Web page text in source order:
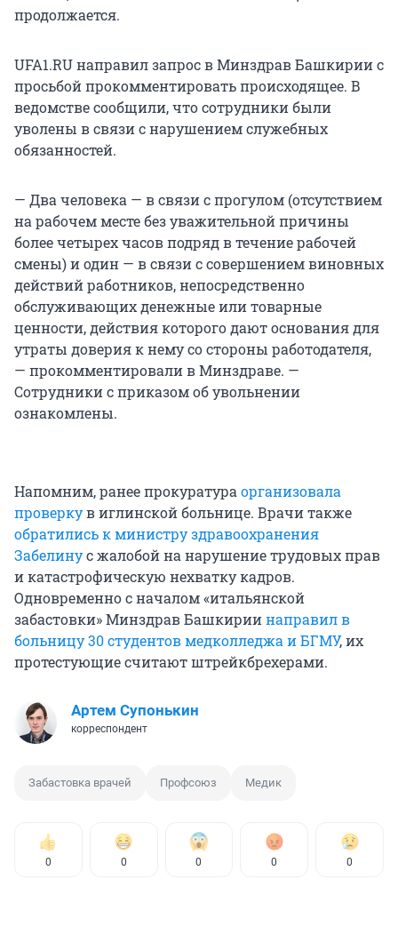
продолжается.
UFA1.RU направил запрос в Минздрав Башкирии с
просьбой прокомментировать происходящее. В
ведомстве сообщили, что сотрудники были
уволены в связи с нарушением служебных
обязанностей.
— Два человека — в связи с прогулом (отсутствием
на рабочем месте без уважительной причины
более четырех часов подряд в течение рабочей
смены) и один — в связи с совершением виновных
действий работников, непосредственно
обслуживающих денежные или товарные
ценности, действия которого дают основания для
утраты доверия к нему со стороны работодателя,
— прокомментировали в Минздраве. —
Сотрудники с приказом об увольнении
ознакомлены.
Напомним, ранее прокуратура организовала
проверкув иглинской больнице. Врачи также
обратились к министру здравоохранения
Забелинус жалобой на нарушение трудовых прав
и катастрофическую нехватку кадров.
Одновременно с началом «итальянской
забастовки» Минздрав Башкириинаправил в
больницу 30 студентов медколледжа и БГМУ, их
протестующие считают штрейкбрехерами.
Артем Супонькин
корреспондент
Забастовка врачей Профсоюз Медик
0 0 0 0 0